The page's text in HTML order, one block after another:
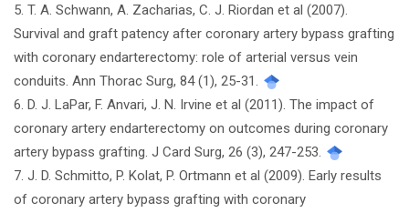
5. T. A. Schwann, A. Zacharias, C. J. Riordan et al (2007).
Survival and graft patency after coronary artery bypass grafting
with coronary endarterectomy: role of arterial versus vein
conduits. Ann Thorac Surg, 84 (1), 25-31.
6. D. J. LaPar, F. Anvari, J. N. Irvine et al (2011). The impact of
coronary artery endarterectomy on outcomes during coronary
artery bypass grafting. J Card Surg, 26 (3), 247-253.
7. J. D. Schmitto, P. Kolat, P. Ortmann et al (2009). Early results
of coronary artery bypass grafting with coronary